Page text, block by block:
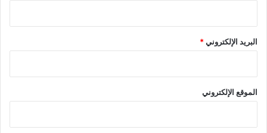
البريد الإلكتروني*
الموقع الإلكتروني